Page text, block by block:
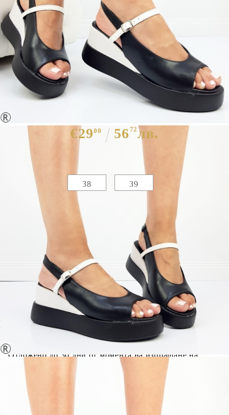
Черни сандали на платформа-
Mira Black 10675
€2900 5672лв.
Избери размер : Таблица с размери
38 39
ЦВЯТ ОСНОВЕН:
МАТЕРИАЛ ОСНОВЕН:
ЕКО КОЖА
МАТЕРИАЛ ВЪТРЕШНА ЧАСТ:
ЕКО КОЖА
МАТЕРИАЛ СТЕЛКА:
ЕКО КОЖА
ВИСОЧИНА ТОК:
ВИСОЧИНА ПЛАТФОРМА:
2.5 см.
Когато плащате с NewPay, всъщност NewPay плаща
поръчката Ви вместо Вас. Вие я получавате и
разполагате с три начина да я платите към тях:
Отложено до 30 дни от момента на изпращане на
поръчката без оскъпяване. За покупки на стойност до
400 лв. / €204,52
Плащане на 4 вноски. Заплащате 20% от стойността на
поръчката си на момента с карта. Останалата сума се
разделя на 3 равни месечни вноски без оскъпяване. За
покупки на стойност до 1000 лв. / €511.31